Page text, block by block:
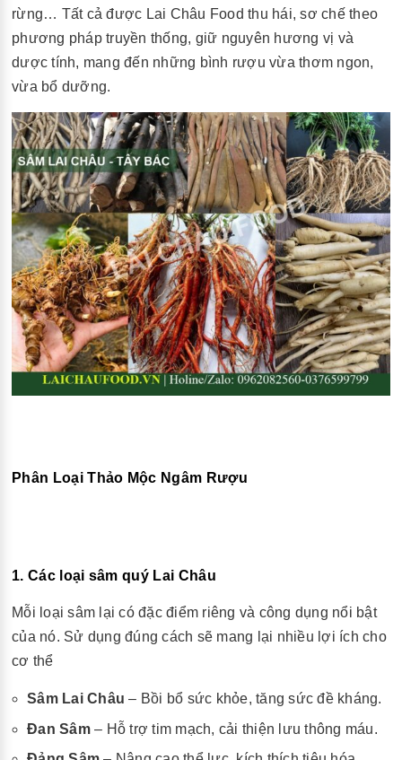
rừng… Tất cả được Lai Châu Food thu hái, sơ chế theo
phương pháp truyền thống, giữ nguyên hương vị và
dược tính, mang đến những bình rượu vừa thơm ngon,
vừa bổ dưỡng.
Phân Loại Thảo Mộc Ngâm Rượu
1. Các loại sâm quý Lai Châu
Mỗi loại sâm lại có đặc điểm riêng và công dụng nổi bật
của nó. Sử dụng đúng cách sẽ mang lại nhiều lợi ích cho
cơ thể
Sâm Lai Châu – Bồi bổ sức khỏe, tăng sức đề kháng.
Đan Sâm– Hỗ trợ tim mạch, cải thiện lưu thông máu.